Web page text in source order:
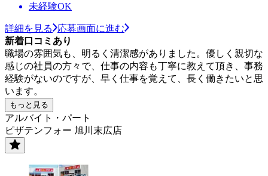
未経験OK
詳細を見る
応募画面に進む
新着口コミあり
職場の雰囲気も、明るく清潔感がありました。優しく親切な
感じの社員の方々で、仕事の内容も丁寧に教えて頂き、事務
経験がないのですが、早く仕事を覚えて、長く働きたいと思
います。
もっと見る
アルバイト・パート
ピザテンフォー 旭川末広店